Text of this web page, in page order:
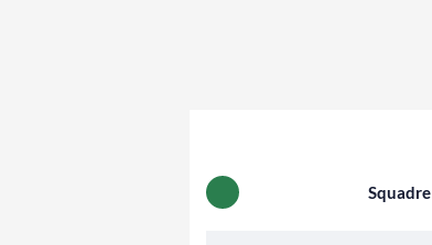
Squadre